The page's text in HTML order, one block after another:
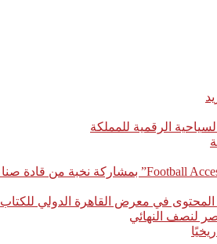
في معرض القاهرة الدولي للكتاب
لنصف النهائي